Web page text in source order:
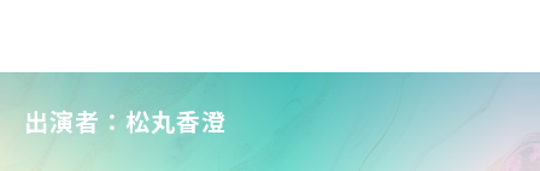
出演者：松丸香澄